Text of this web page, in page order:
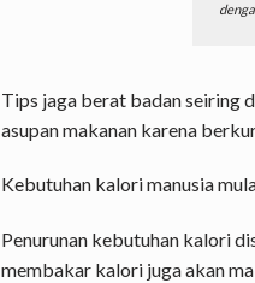
Tips jaga berat badan seiring
asupan makanan karena
Kebutuhan kalori manusia
Penurunan kebutuhan kalori
membakar kalori juga akan